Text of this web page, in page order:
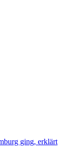
ging, erklärt